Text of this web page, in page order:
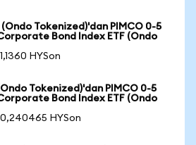
Tokenized)'dan PIMCO 0-5
Bond Index ETF (Ondo
HYSon
Tokenized)'dan PIMCO 0-5
Bond Index ETF (Ondo
HYSon